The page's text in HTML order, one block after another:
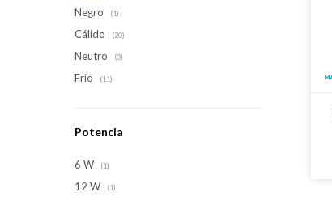
Negro (1)
Cálido (20)
Neutro (3)
Frío (11)
Potencia
6 W (1)
12 W (1)